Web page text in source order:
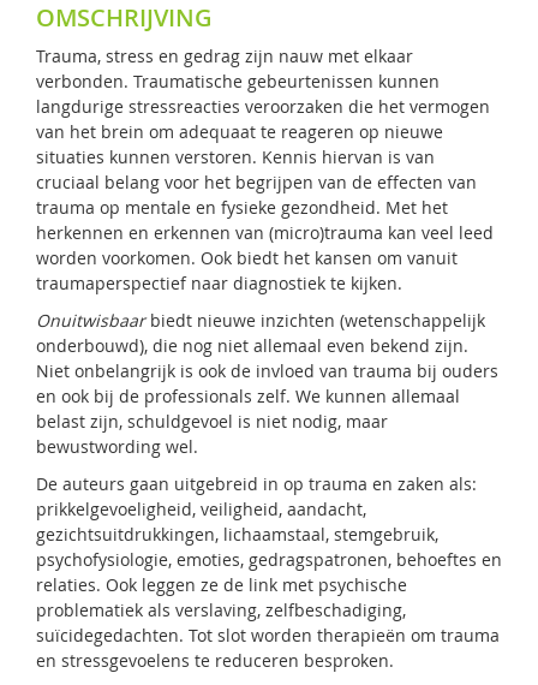
OMSCHRIJVING
Trauma, stress en gedrag zijn nauw met elkaar
verbonden. Traumatische gebeurtenissen kunnen
langdurige stressreacties veroorzaken die het vermogen
van het brein om adequaat te reageren op nieuwe
situaties kunnen verstoren. Kennis hiervan is van
cruciaal belang voor het begrijpen van de effecten van
trauma op mentale en fysieke gezondheid. Met het
herkennen en erkennen van (micro)trauma kan veel leed
worden voorkomen. Ook biedt het kansen om vanuit
traumaperspectief naar diagnostiek te kijken.
Onuitwisbaarbiedt nieuwe inzichten (wetenschappelijk
onderbouwd), die nog niet allemaal even bekend zijn.
Niet onbelangrijk is ook de invloed van trauma bij ouders
en ook bij de professionals zelf. We kunnen allemaal
belast zijn, schuldgevoel is niet nodig, maar
bewustwording wel.
De auteurs gaan uitgebreid in op trauma en zaken als:
prikkelgevoeligheid, veiligheid, aandacht,
gezichtsuitdrukkingen, lichaamstaal, stemgebruik,
psychofysiologie, emoties, gedragspatronen, behoeftes en
relaties. Ook leggen ze de link met psychische
problematiek als verslaving, zelfbeschadiging,
suïcidegedachten. Tot slot worden therapieën om trauma
en stressgevoelens te reduceren besproken.